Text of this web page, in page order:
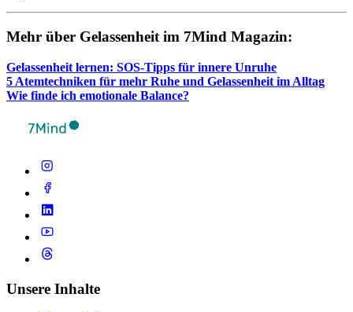
Mehr über Gelas­sen­heit im 7Mind Maga­zin:
Gelas­sen­heit lernen: SOS-Tipps für innere Unruhe
5 Atem­tech­ni­ken für mehr Ruhe und Gelas­sen­heit im Alltag
Wie finde ich emo­tio­nale Balance?
Unsere Inhalte